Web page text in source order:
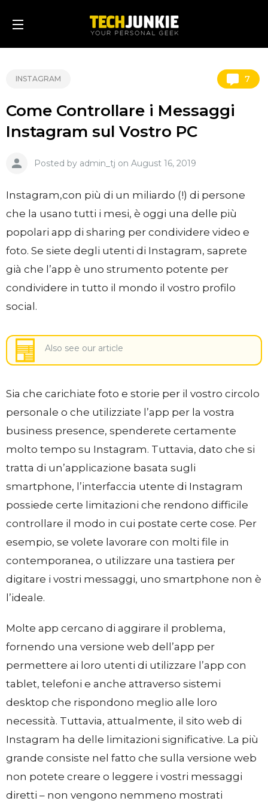
INSTAGRAM 7
Come Controllare i Messaggi
Instagram sul Vostro PC
Posted by admin_tj on August 16, 2019
Instagram,con più di un miliardo (!) di persone
che la usano tutti i mesi, è oggi una delle più
popolari app di sharing per condividere video e
foto. Se siete degli utenti di Instagram, saprete
già che l’app è uno strumento potente per
condividere in tutto il mondo il vostro profilo
social.
Also see our article
Sia che carichiate foto e storie per il vostro circolo
personale o che utilizziate l’app per la vostra
business presence, spenderete certamente
molto tempo su Instagram. Tuttavia, dato che si
tratta di un’applicazione basata sugli
smartphone, l’interfaccia utente di Instagram
possiede certe limitazioni che rendono difficile
controllare il modo in cui postate certe cose. Per
esempio, se volete lavorare con molti file in
contemporanea, o utilizzare una tastiera per
digitare i vostri messaggi, uno smartphone non è
l’ideale.
Molte app cercano di aggirare il problema,
fornendo una versione web dell’app per
permettere ai loro utenti di utilizzare l’app con
tablet, telefoni e anche attraverso sistemi
desktop che rispondono meglio alle loro
necessità. Tuttavia, attualmente, il sito web di
Instagram ha delle limitazioni significative. La più
grande consiste nel fatto che sulla versione web
non potete creare o leggere i vostri messaggi
diretti – non vengono nemmeno mostrati